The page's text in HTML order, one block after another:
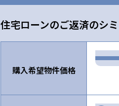
住宅ローンのご返済のシ
購入希望物件価格